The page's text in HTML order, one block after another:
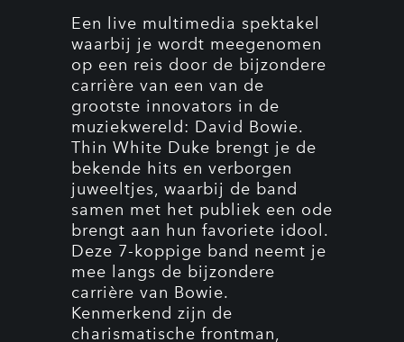
Een live multimedia spektakel
waarbij je wordt meegenomen
op een reis door de bijzondere
carrière van een van de
grootste innovators in de
muziekwereld: David Bowie.
Thin White Duke brengt je de
bekende hits en verborgen
juweeltjes, waarbij de band
samen met het publiek een ode
brengt aan hun favoriete idool.
Deze 7-koppige band neemt je
mee langs de bijzondere
carrière van Bowie.
Kenmerkend zijn de
charismatische frontman,